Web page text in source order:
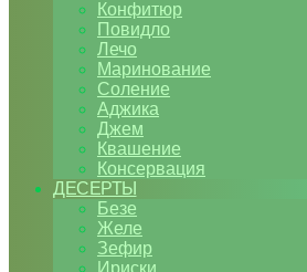
Конфитюр
Повидло
Лечо
Маринование
Соление
Аджика
Джем
Квашение
Консервация
ДЕСЕРТЫ
Безе
Желе
Зефир
Ириски